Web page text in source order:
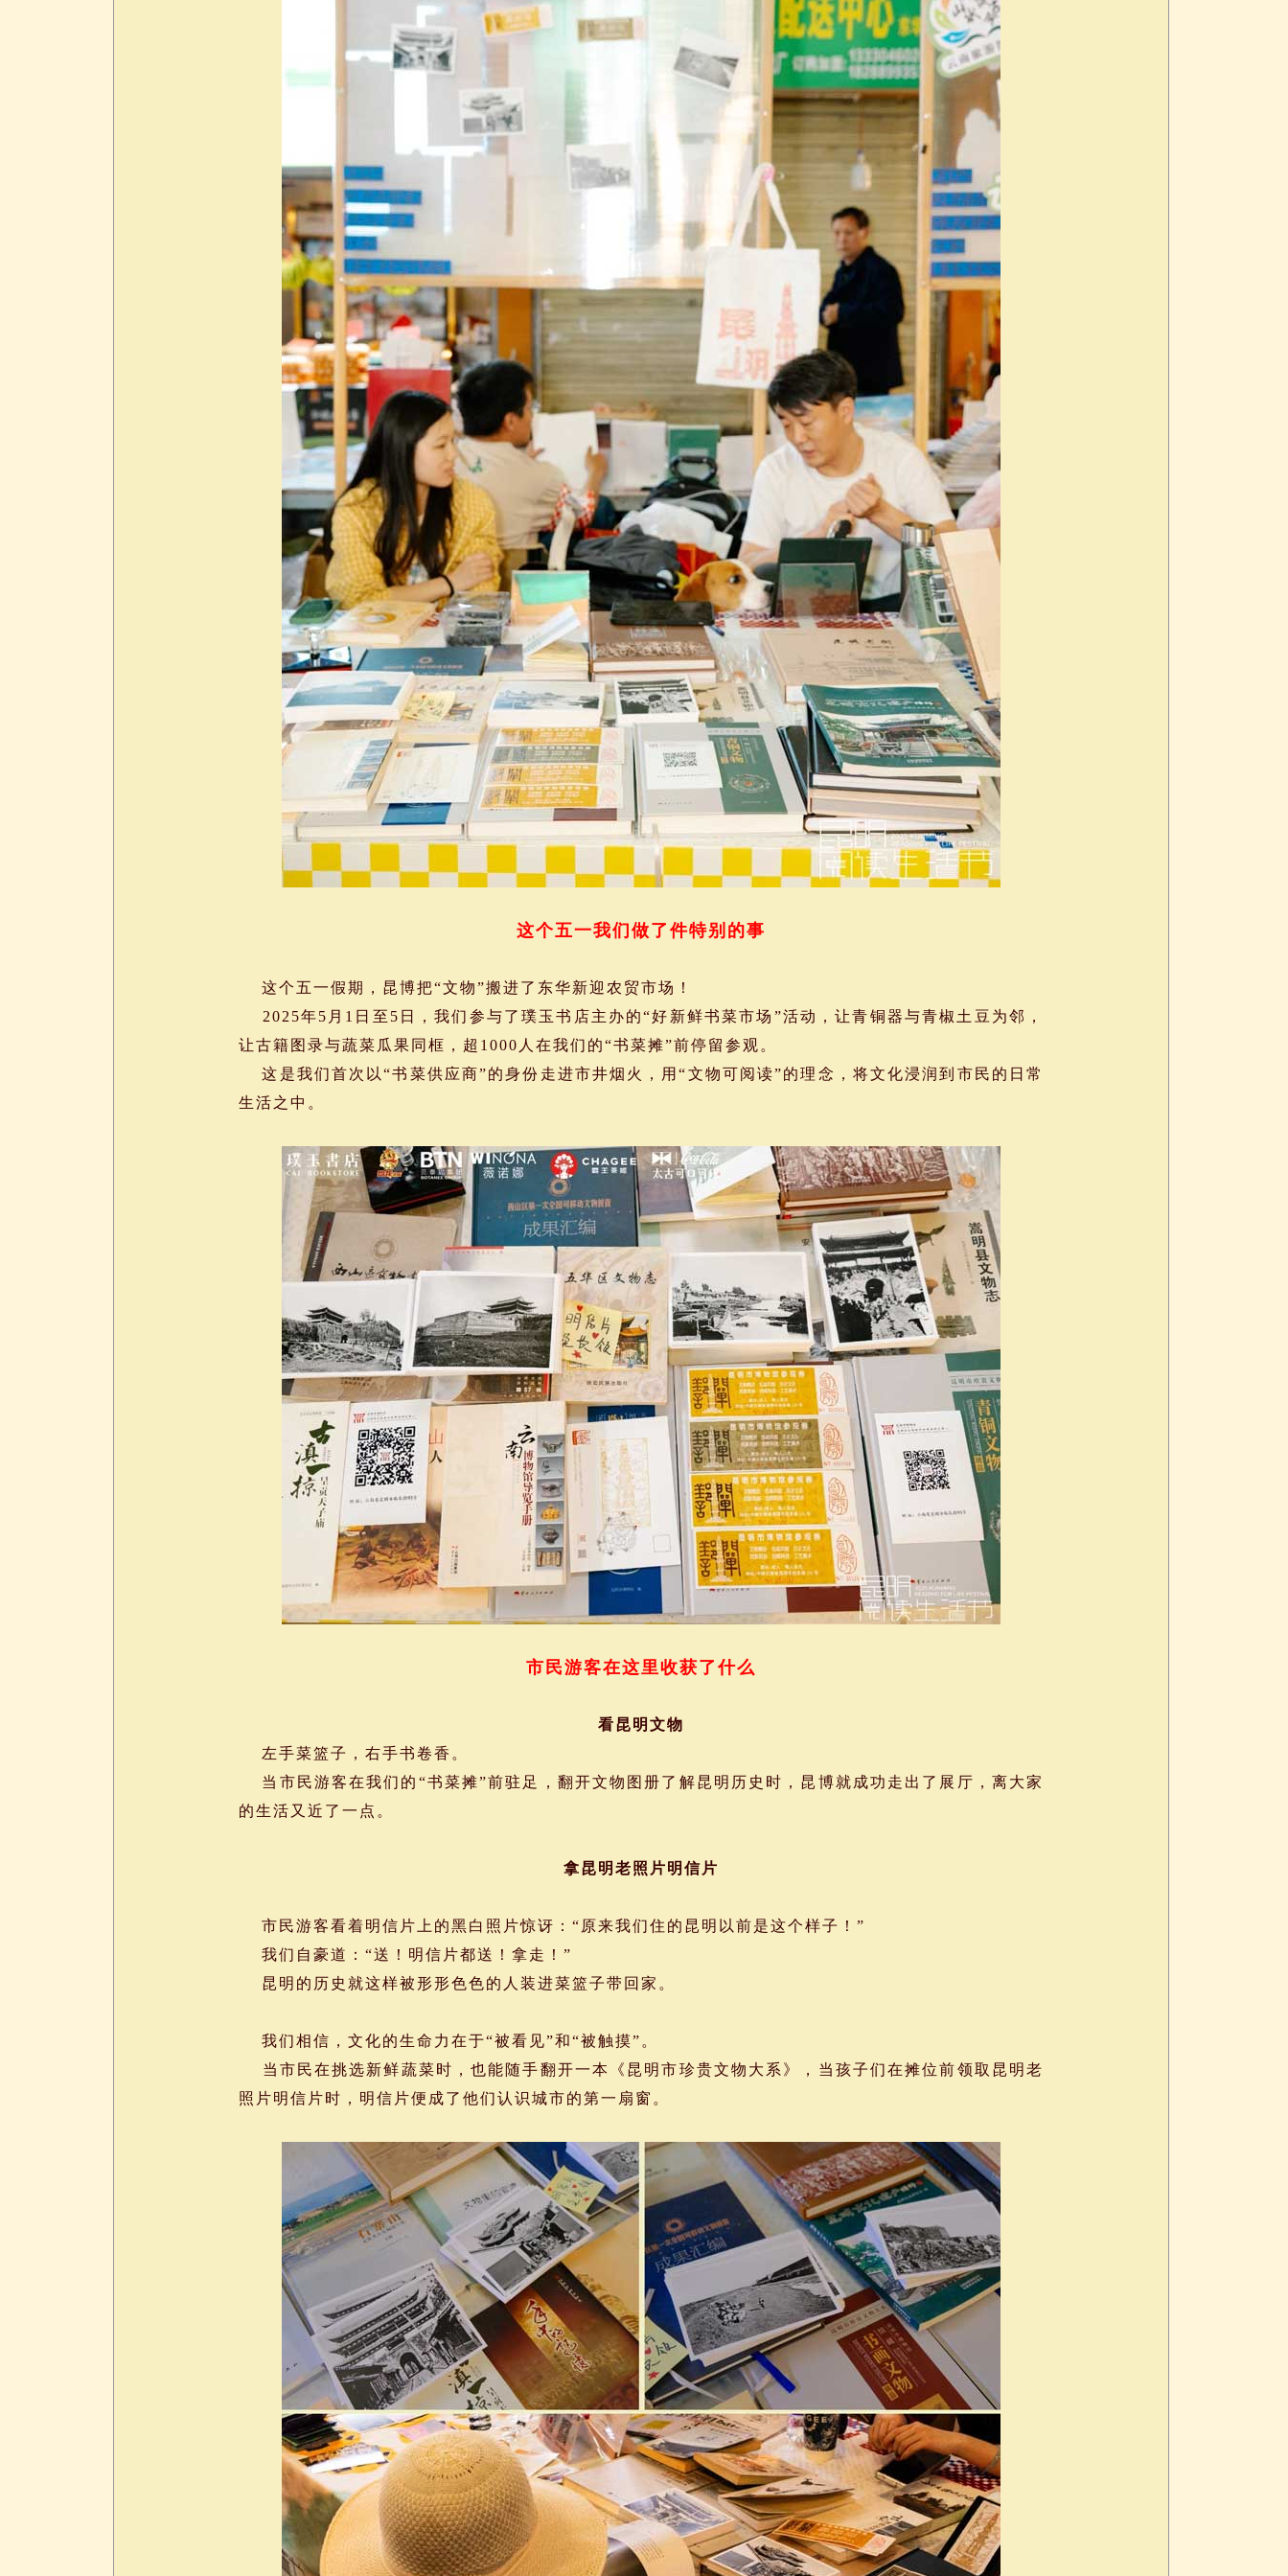
这个五一我们做了件特别的事
这个五一假期，昆博把“文物”搬进了东华新迎农贸市场！
2025年5月1日至5日，我们参与了璞玉书店主办的“好新鲜书菜市场”活动，让青铜器与青椒土豆为邻，
让古籍图录与蔬菜瓜果同框，超1000人在我们的“书菜摊”前停留参观。
这是我们首次以“书菜供应商”的身份走进市井烟火，用“文物可阅读”的理念，将文化浸润到市民的日常
生活之中。
市民游客在这里收获了什么
看昆明文物
左手菜篮子，右手书卷香。
当市民游客在我们的“书菜摊”前驻足，翻开文物图册了解昆明历史时，昆博就成功走出了展厅，离大家
的生活又近了一点。
拿昆明老照片明信片
市民游客看着明信片上的黑白照片惊讶：“原来我们住的昆明以前是这个样子！”
我们自豪道：“送！明信片都送！拿走！”
昆明的历史就这样被形形色色的人装进菜篮子带回家。
我们相信，文化的生命力在于“被看见”和“被触摸”。
当市民在挑选新鲜蔬菜时，也能随手翻开一本《昆明市珍贵文物大系》，当孩子们在摊位前领取昆明老
照片明信片时，明信片便成了他们认识城市的第一扇窗。